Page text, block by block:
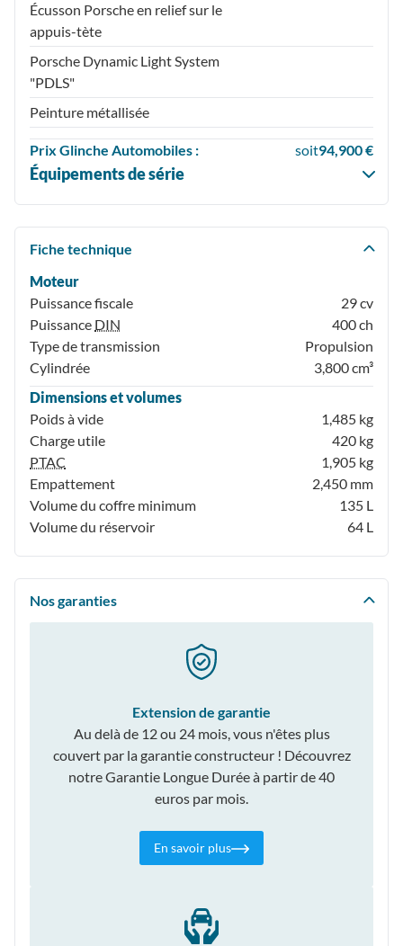
Écusson Porsche en relief sur le
appuis-tète
Porsche Dynamic Light System
"PDLS"
Peinture métallisée
Prix Glinche Automobiles : soit94,900 €
Équipements de série
Fiche technique
Moteur
Puissance fiscale
29 cv
Puissance DIN
400 ch
Type de transmission
Propulsion
Cylindrée
3,800 cm³
Dimensions et volumes
Poids à vide
1,485 kg
Charge utile
420 kg
PTAC
1,905 kg
Empattement
2,450 mm
Volume du coffre minimum
135 L
Volume du réservoir
64 L
Nos garanties
Extension de garantie
Au delà de 12 ou 24 mois, vous n'êtes plus
couvert par la garantie constructeur ! Découvrez
notre Garantie Longue Durée à partir de 40
euros par mois.
En savoir plus